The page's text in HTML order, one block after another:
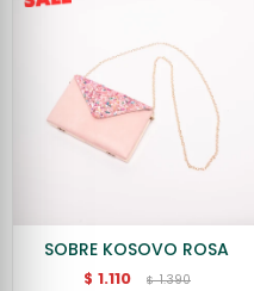
SOBRE KOSOVO ROSA
$ 1.110 $ 1.390